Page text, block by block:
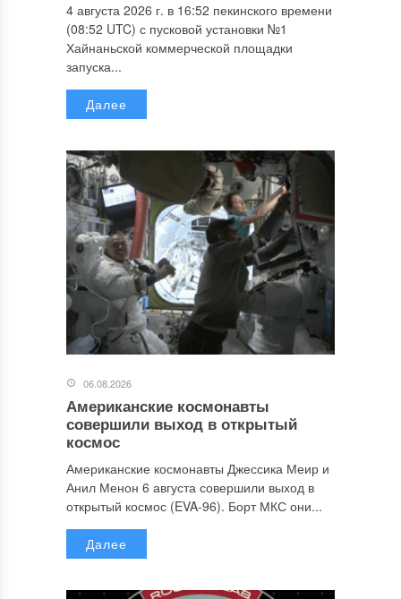
4 августа 2026 г. в 16:52 пекинского времени
(08:52 UTC) с пусковой установки №1
Хайнаньской коммерческой площадки
запуска...
Далее
06.08.2026
Американские космонавты
совершили выход в открытый
космос
Американские космонавты Джессика Меир и
Анил Менон 6 августа совершили выход в
открытый космос (EVA-96). Борт МКС они...
Далее